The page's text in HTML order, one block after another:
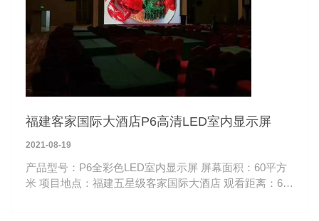
福建客家国际大酒店P6高清LED室内显示屏
2021-08-19
产品型号：P6全彩色LED室内显示屏 屏幕面积：60平方
米 项目地点：福建五星级客家国际大酒店 观看距离：6-